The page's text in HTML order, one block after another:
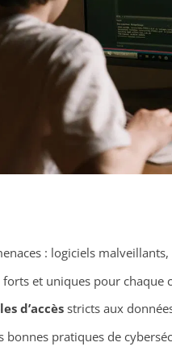
: logiciels malveillants,
forts et uniques pour chaque
d’accèsstricts aux
pratiques de